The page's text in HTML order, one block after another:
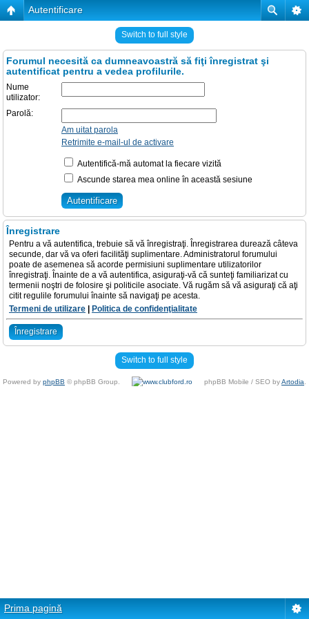
Autentificare
Switch to full style
Forumul necesită ca dumneavoastră să fiţi înregistrat şi
autentificat pentru a vedea profilurile.
Nume
utilizator:
Parolă:
Am uitat parola
Retrimite e-mail-ul de activare
Autentifică-mă automat la fiecare vizită
Ascunde starea mea online în această sesiune
Înregistrare
Pentru a vă autentifica, trebuie să vă înregistraţi. Înregistrarea durează câteva
secunde, dar vă va oferi facilităţi suplimentare. Administratorul forumului
poate de asemenea să acorde permisiuni suplimentare utilizatorilor
înregistraţi. Înainte de a vă autentifica, asiguraţi-vă că sunteţi familiarizat cu
termenii noştri de folosire şi politicile asociate. Vă rugăm să vă asiguraţi că aţi
citit regulile forumului înainte să navigaţi pe acesta.
Termeni de utilizare
Politica de confidenţialitate
Înregistrare
Switch to full style
Powered by phpBB © phpBB Group. phpBB Mobile / SEO byArtodia
Prima pagină